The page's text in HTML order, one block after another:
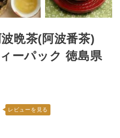
波晩茶(阿波番茶)
ーパック 徳島県
レビューを見る